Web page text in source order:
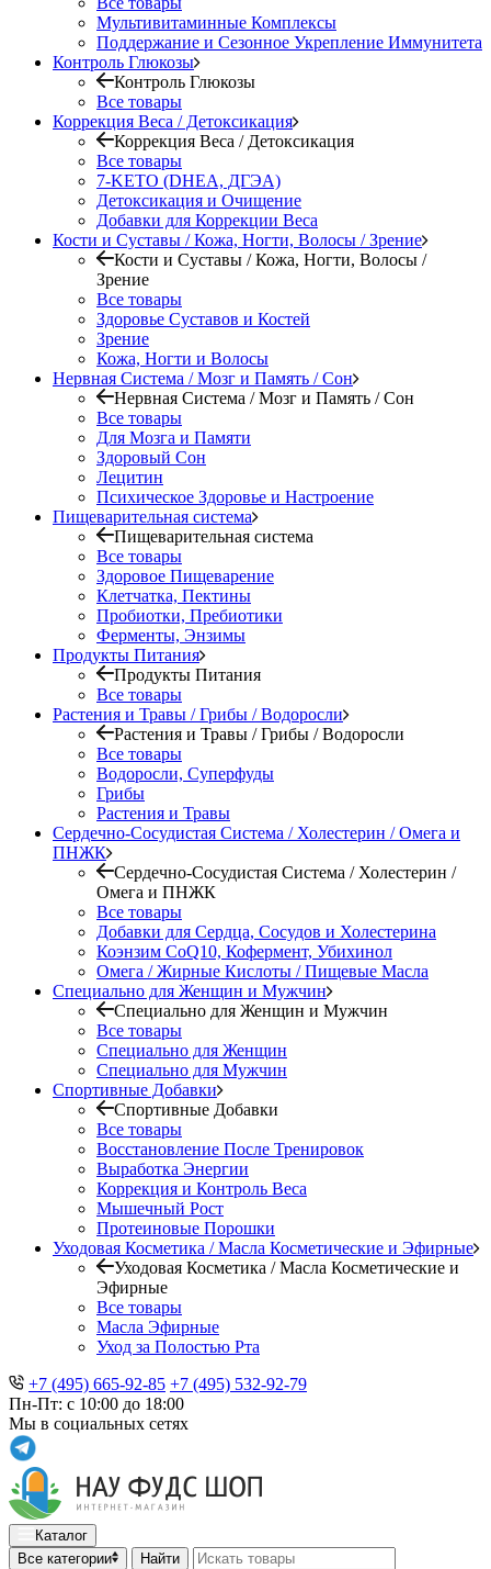
Мультивитаминные Комплексы
Поддержание и Сезонное Укрепление Иммунитета
Контроль Глюкозы
Контроль Глюкозы
Все товары
Коррекция Веса / Детоксикация
Коррекция Веса / Детоксикация
Все товары
7-KETO (DHEA, ДГЭА)
Детоксикация и Очищение
Добавки для Коррекции Веса
Кости и Суставы / Кожа, Ногти, Волосы / Зрение
Кости и Суставы / Кожа, Ногти, Волосы /
Зрение
Все товары
Здоровье Суставов и Костей
Зрение
Кожа, Ногти и Волосы
Нервная Система / Мозг и Память / Сон
Нервная Система / Мозг и Память / Сон
Все товары
Для Мозга и Памяти
Здоровый Сон
Лецитин
Психическое Здоровье и Настроение
Пищеварительная система
Пищеварительная система
Все товары
Здоровое Пищеварение
Клетчатка, Пектины
Пробиотки, Пребиотики
Ферменты, Энзимы
Продукты Питания
Продукты Питания
Все товары
Растения и Травы / Грибы / Водоросли
Растения и Травы / Грибы / Водоросли
Все товары
Водоросли, Суперфуды
Грибы
Растения и Травы
Сердечно-Сосудистая Система / Холестерин / Омега и
ПНЖК
Сердечно-Сосудистая Система / Холестерин /
Омега и ПНЖК
Все товары
Добавки для Сердца, Сосудов и Холестерина
Коэнзим CoQ10, Кофермент, Убихинол
Омега / Жирные Кислоты / Пищевые Масла
Специально для Женщин и Мужчин
Специально для Женщин и Мужчин
Все товары
Специально для Женщин
Специально для Мужчин
Спортивные Добавки
Спортивные Добавки
Все товары
Восстановление После Тренировок
Выработка Энергии
Коррекция и Контроль Веса
Мышечный Рост
Протеиновые Порошки
Уходовая Косметика / Масла Косметические и Эфирные
Уходовая Косметика / Масла Косметические и
Эфирные
Все товары
Масла Эфирные
Уход за Полостью Рта
+7 (495) 665-92-85 +7 (495) 532-92-79
Пн-Пт: с 10:00 до 18:00
Мы в социальных сетях
Каталог
Все категории
Найти